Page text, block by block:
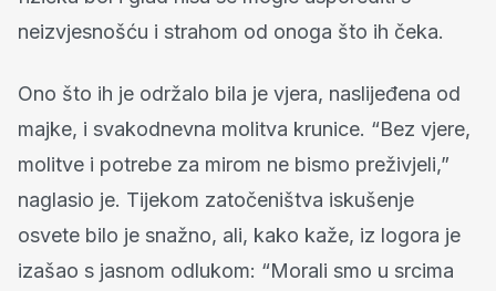
neizvjesnošću i strahom od onoga što ih čeka.
Ono što ih je održalo bila je vjera, naslijeđena od
majke, i svakodnevna molitva krunice. “Bez vjere,
molitve i potrebe za mirom ne bismo preživjeli,”
naglasio je. Tijekom zatočeništva iskušenje
osvete bilo je snažno, ali, kako kaže, iz logora je
izašao s jasnom odlukom: “Morali smo u srcima